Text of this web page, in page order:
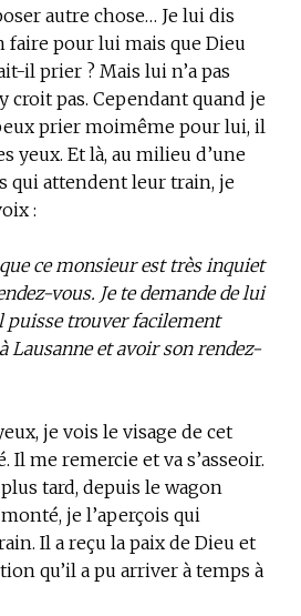
autre chose… Je lui dis
faire pour lui mais que Dieu
il prier ? Mais lui n’a pas
croit pas. Cependant quand je
prier moimême pour lui, il
yeux. Et là, au milieu d’une
qui attendent leur train, je
:
ce monsieur est très inquiet
vous. Je te demande de lui
puisse trouver facilement
Lausanne et avoir son rendez-
je vois le visage de cet
Il me remercie et va s’asseoir.
tard, depuis le wagon
je l’aperçois qui
Il a reçu la paix de Dieu et
qu’il a pu arriver à temps à